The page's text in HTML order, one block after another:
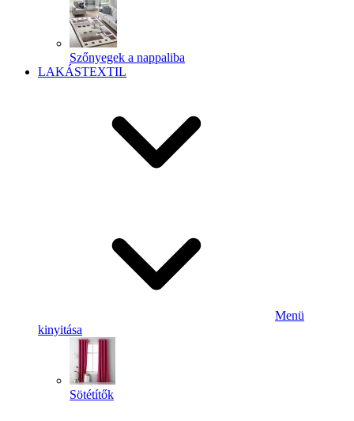
Szőnyegek a nappaliba
LAKÁSTEXTIL
Menü
kinyitása
Sötétítők